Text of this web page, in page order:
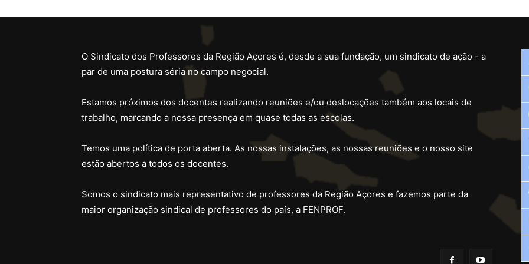
O Sindicato dos Professores da Região Açores é, desde a sua fundação, um sindicato de ação - a
par de uma postura séria no campo negocial.
Estamos próximos dos docentes realizando reuniões e/ou deslocações também aos locais de
trabalho, marcando a nossa presença em quase todas as escolas.
Temos uma política de porta aberta. As nossas instalações, as nossas reuniões e o nosso site
estão abertos a todos os docentes.
Somos o sindicato mais representativo de professores da Região Açores e fazemos parte da
maior organização sindical de professores do país, a FENPROF.